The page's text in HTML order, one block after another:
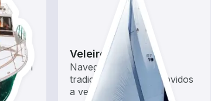
com
Veleiros
Navegue com estes
tradicionais barcos movidos
a vento